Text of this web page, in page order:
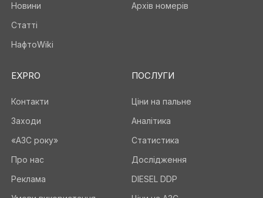
Новини
Статті
НафтоWiki
Архів номерів
EXPRO
Контакти
Заходи
«АЗС року»
Про нас
Реклама
ПОСЛУГИ
Ціни на пальне
Аналітика
Статистика
Дослідження
DIESEL DDP